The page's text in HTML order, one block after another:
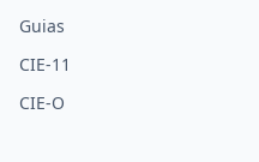
Guias
CIE-11
CIE-O